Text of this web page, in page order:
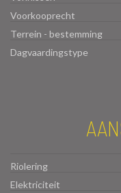
Voorkooprecht
Terrein - bestemming
Dagvaardingstype
Riolering
Elektriciteit